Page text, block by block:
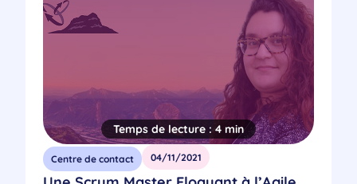
Temps de lecture : 4 min
Centre de contact 04/11/2021